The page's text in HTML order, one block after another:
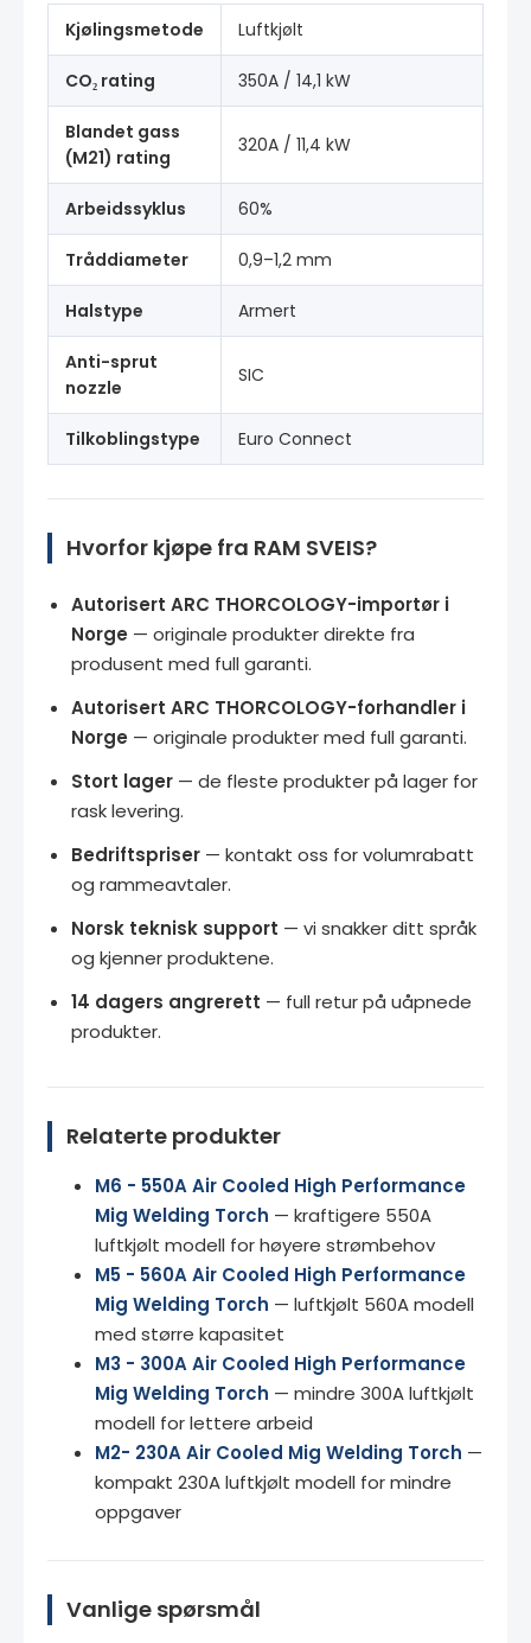
Kjølingsmetode Luftkjølt
CO₂ rating 350A / 14,1 kW
Blandet gass
(M21) rating
320A / 11,4 kW
Arbeidssyklus 60%
Tråddiameter 0,9–1,2 mm
Halstype Armert
Anti-sprut
nozzle
SIC
Tilkoblingstype Euro Connect
Hvorfor kjøpe fra RAM SVEIS?
Autorisert ARC THORCOLOGY-importør i
Norge — originale produkter direkte fra
produsent med full garanti.
Autorisert ARC THORCOLOGY-forhandler i
Norge — originale produkter med full garanti.
Stort lager — de fleste produkter på lager for
rask levering.
Bedriftspriser — kontakt oss for volumrabatt
og rammeavtaler.
Norsk teknisk support — vi snakker ditt språk
og kjenner produktene.
14 dagers angrerett — full retur på uåpnede
produkter.
Relaterte produkter
M6 - 550A Air Cooled High Performance
Mig Welding Torch — kraftigere 550A
luftkjølt modell for høyere strømbehov
M5 - 560A Air Cooled High Performance
Mig Welding Torch — luftkjølt 560A modell
med større kapasitet
M3 - 300A Air Cooled High Performance
Mig Welding Torch — mindre 300A luftkjølt
modell for lettere arbeid
M2- 230A Air Cooled Mig Welding Torch —
kompakt 230A luftkjølt modell for mindre
oppgaver
Vanlige spørsmål